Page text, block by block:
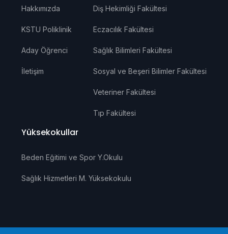
Hakkımızda
KSTU Poliklinik
Aday Öğrenci
İletişim
Diş Hekimliği Fakültesi
Eczacılık Fakültesi
Sağlık Bilimleri Fakültesi
Sosyal ve Beşeri Bilimler Fakültesi
Veteriner Fakültesi
Tıp Fakültesi
Yüksekokullar
Beden Eğitimi ve Spor Y.Okulu
Sağlık Hizmetleri M. Yüksekokulu